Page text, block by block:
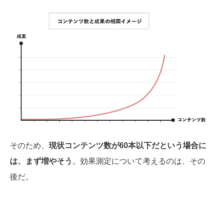
そのため、 現状コンテンツ数が60本以下だという場合に
は、まず増やそう 。効果測定について考えるのは、その
後だ。